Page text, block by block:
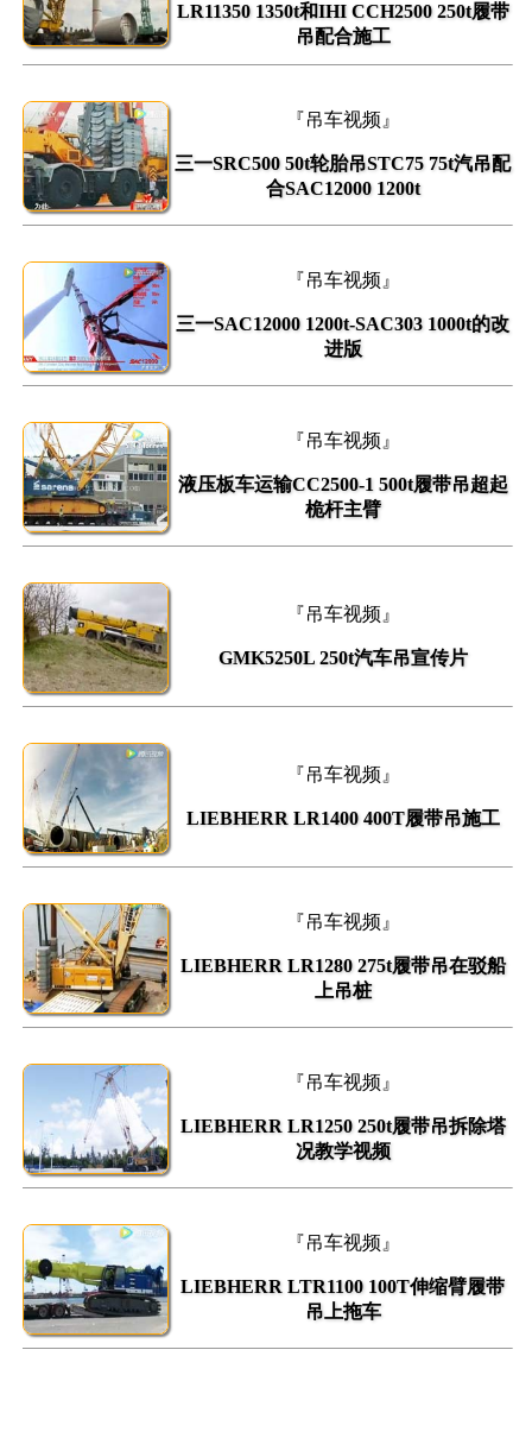
LR11350 1350t和IHI CCH2500 250t履带
吊配合施工
『吊车视频』
三一SRC500 50t轮胎吊STC75 75t汽吊配
合SAC12000 1200t
『吊车视频』
三一SAC12000 1200t-SAC303 1000t的改
进版
『吊车视频』
液压板车运输CC2500-1 500t履带吊超起
桅杆主臂
『吊车视频』
GMK5250L 250t汽车吊宣传片
『吊车视频』
LIEBHERR LR1400 400T履带吊施工
『吊车视频』
LIEBHERR LR1280 275t履带吊在驳船
上吊桩
『吊车视频』
LIEBHERR LR1250 250t履带吊拆除塔
况教学视频
『吊车视频』
LIEBHERR LTR1100 100T伸缩臂履带
吊上拖车